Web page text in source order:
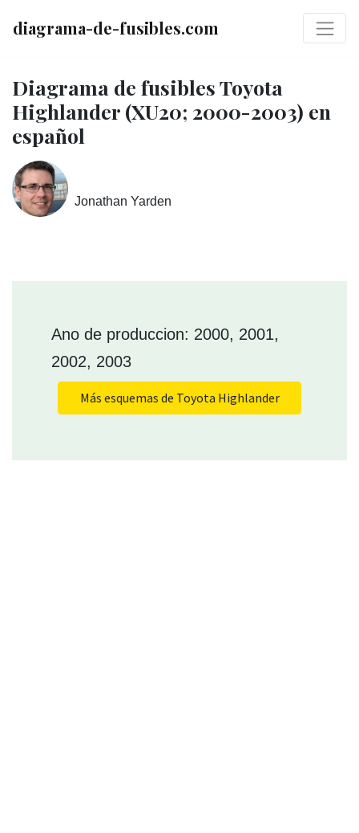
diagrama-de-fusibles.com
Diagrama de fusibles Toyota
Highlander (XU20; 2000-2003) en
español
Jonathan Yarden
Ano de produccion: 2000, 2001,
2002, 2003
Más esquemas de Toyota Highlander